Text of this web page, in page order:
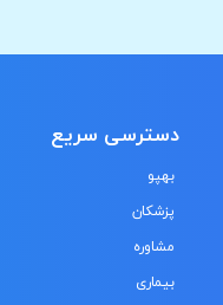
دسترسی سریع
بهپو
پزشکان
مشاوره
بیماری